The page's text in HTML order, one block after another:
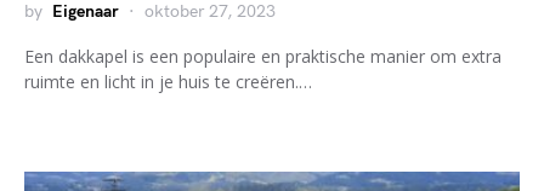
by Eigenaar oktober 27, 2023
Een dakkapel is een populaire en praktische manier om extra
ruimte en licht in je huis te creëren.…